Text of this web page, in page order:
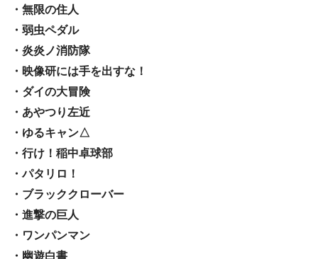
・無限の住人
・弱虫ペダル
・炎炎ノ消防隊
・映像研には手を出すな！
・ダイの大冒険
・あやつり左近
・ゆるキャン△
・行け！稲中卓球部
・パタリロ！
・ブラッククローバー
・進撃の巨人
・ワンパンマン
・幽遊白書